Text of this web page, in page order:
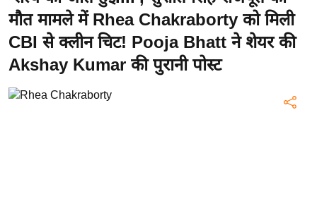
ख
ब
र
ष्ट्री
मौत मामले में Rhea Chakraborty को मिली
CBI से क्लीन चिट! Pooja Bhatt ने शेयर की
Akshay Kumar की पुरानी पोस्ट